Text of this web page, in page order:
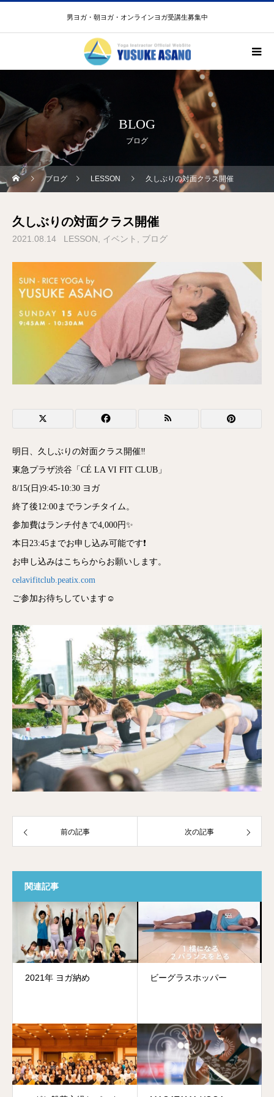
男ヨガ・朝ヨガ・オンラインヨガ受講生募集中
BLOG
ブログ
ブログ LESSON 久しぶりの対面クラス開催
久しぶりの対面クラス開催
2021.08.14 LESSON イベント ブログ
明日、久しぶりの対面クラス開催‼️
東急プラザ渋谷「CÉ LA VI FIT CLUB」
8/15(日)9:45-10:30 ヨガ
終了後12:00までランチタイム。
参加費はランチ付きで4,000円✨
本日23:45までお申し込み可能です❗️
お申し込みはこちらからお願いします。
celavifitclub.peatix.com
ご参加お待ちしています☺️
前の記事 次の記事
関連記事
2021年 ヨガ納め ビーグラスホッパー